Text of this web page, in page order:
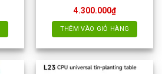
4.300.000₫
THÊM VÀO GIỎ HÀNG